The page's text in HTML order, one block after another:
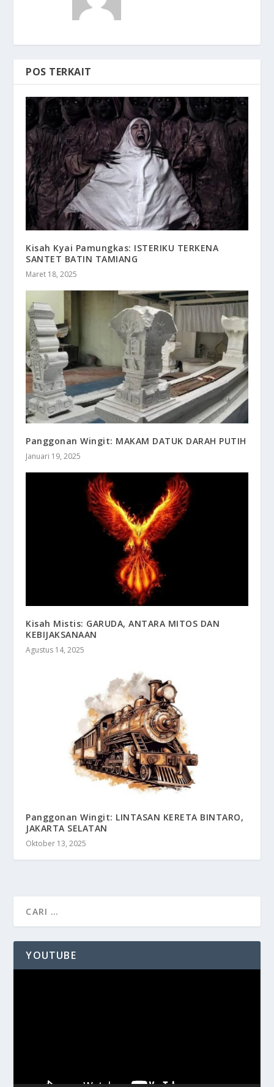
POS TERKAIT
Kisah Kyai Pamungkas: ISTERIKU TERKENA
SANTET BATIN TAMIANG
Maret 18, 2025
Panggonan Wingit: MAKAM DATUK DARAH PUTIH
Januari 19, 2025
Kisah Mistis: GARUDA, ANTARA MITOS DAN
KEBIJAKSANAAN
Agustus 14, 2025
Panggonan Wingit: LINTASAN KERETA BINTARO,
JAKARTA SELATAN
Oktober 13, 2025
YOUTUBE